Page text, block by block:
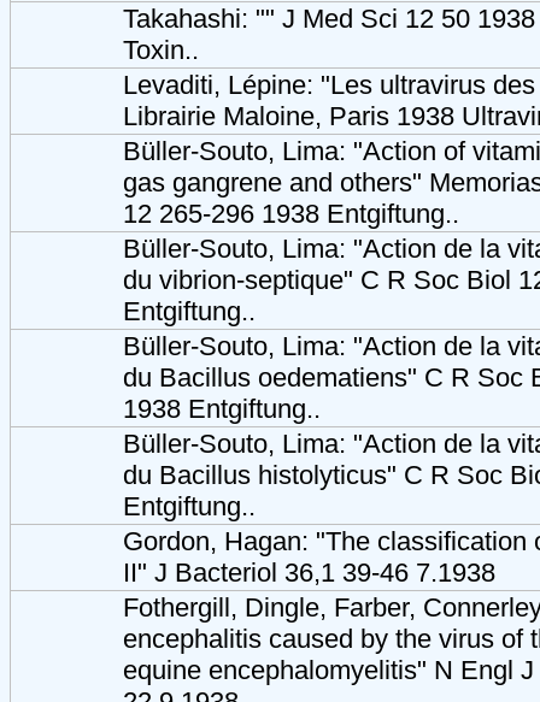
Takahashi: "" J Med Sci 12 50
Toxin..
Levaditi, Lépine: "Les ultravirus
Librairie Maloine, Paris 1938
Büller-Souto, Lima: "Action of
gas gangrene and others"
12 265-296 1938 Entgiftung..
Büller-Souto, Lima: "Action de la
du vibrion-septique" C R Soc Biol
Entgiftung..
Büller-Souto, Lima: "Action de la
du Bacillus oedematiens" C R Soc
1938 Entgiftung..
Büller-Souto, Lima: "Action de la
du Bacillus histolyticus" C R Soc
Entgiftung..
Gordon, Hagan: "The classification
II" J Bacteriol 36,1 39-46 7.1938
Fothergill, Dingle, Farber,
encephalitis caused by the virus of
equine encephalomyelitis" N Engl